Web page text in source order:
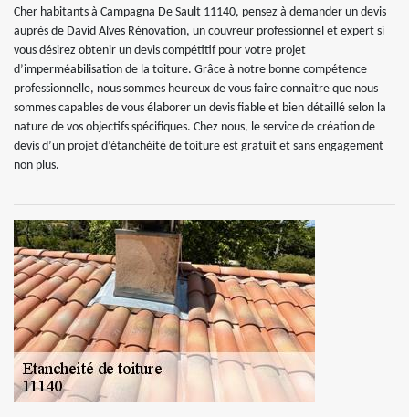
Cher habitants à Campagna De Sault 11140, pensez à demander un devis
auprès de David Alves Rénovation, un couvreur professionnel et expert si
vous désirez obtenir un devis compétitif pour votre projet
d’imperméabilisation de la toiture. Grâce à notre bonne compétence
professionnelle, nous sommes heureux de vous faire connaitre que nous
sommes capables de vous élaborer un devis fiable et bien détaillé selon la
nature de vos objectifs spécifiques. Chez nous, le service de création de
devis d’un projet d’étanchéité de toiture est gratuit et sans engagement
non plus.